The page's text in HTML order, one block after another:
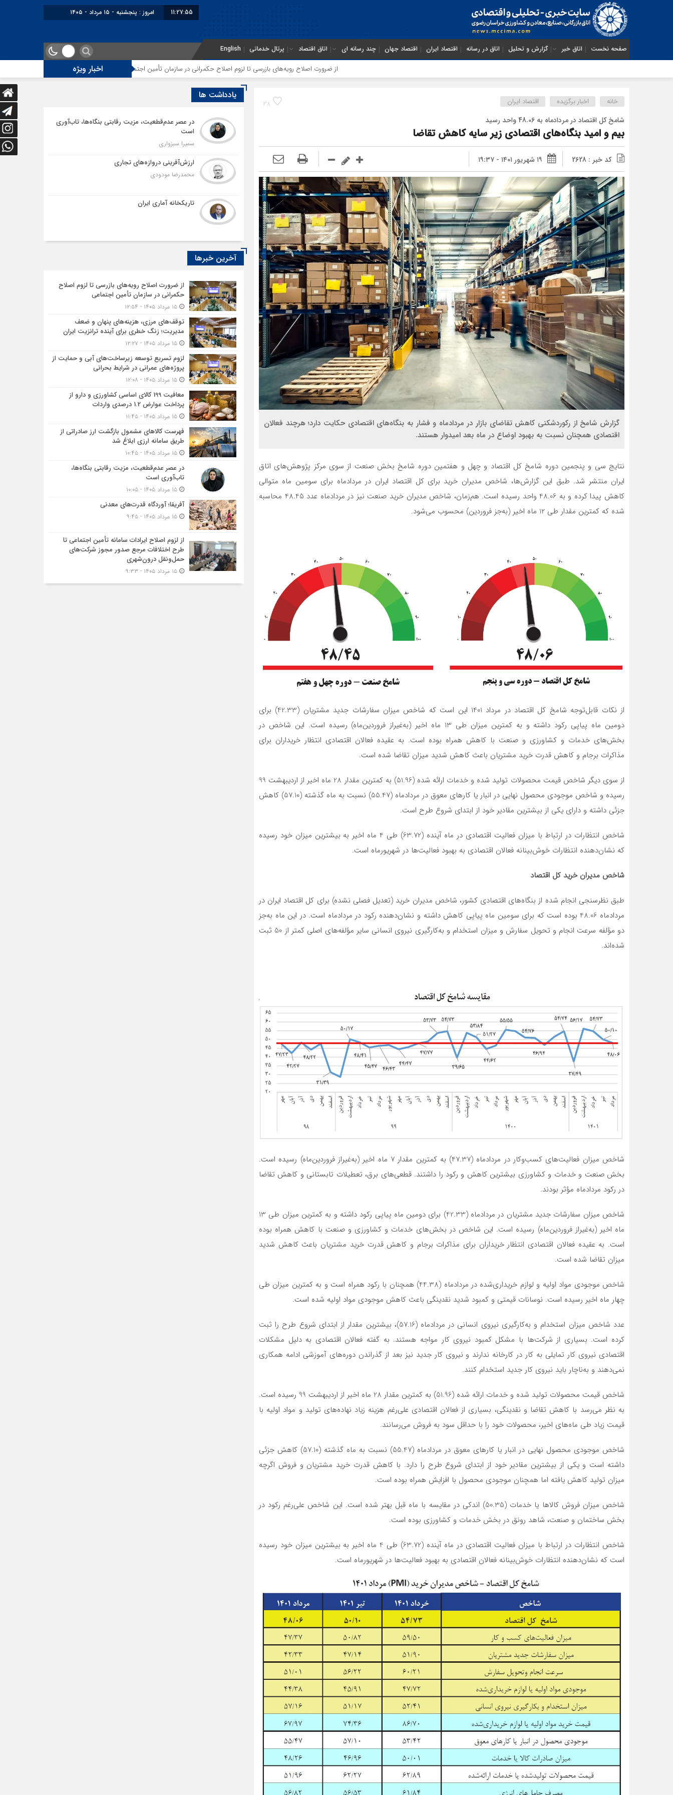
11:27:56 برابر با : Thursday - 6 August - 2026
صفحه نخست اتاق خبر گزارش و تحلیل اتاق در رسانه اقتصاد ایران اقتصاد جهان چند رسانه ای اتاق اقتصاد پرتال خدماتی English
اخبار ویژه از ضرورت اصلاح رویه‌های بازرسی تا لزوم اصلاح حکمرانی در سازمان تأمین اجتماعی توقف‌های مرزی، هزینه‌های پنهان و ضعف مدیریت؛ زنگ خطری
38 خانه اخبار برگزیده اقتصاد ایران
شامخ کل اقتصاد در مردادماه به 48.06 واحد رسید
بیم و امید بنگاه‌های اقتصادی زیر سایه کاهش تقاضا
کد خبر : 2628 ۱۹ شهریور ۱۴۰۱ - ۱۹:۳۷
گزارش شامخ از رکوردشکنی کاهش تقاضای بازار در مردادماه و فشار به بنگاه‌های اقتصادی حکایت دارد؛ هرچند فعالان
اقتصادی همچنان نسبت به بهبود اوضاع در ماه بعد امیدوار هستند.
نتایج سی و پنجمین دوره شامخ کل اقتصاد و چهل و هفتمین دوره شامخ بخش صنعت از سوی مرکز پژوهش‌های اتاق
ایران منتشر شد. طبق این گزارش‌ها، شاخص مدیران خرید برای کل اقتصاد ایران در مردادماه برای سومین ماه متوالی
کاهش پیدا کرده و به 48.06 واحد رسیده است. هم‌زمان، شاخص مدیران خرید صنعت نیز در مردادماه عدد 48.45 محاسبه
شده که کمترین مقدار طی 12 ماه اخیر (به‌جز فروردین) محسوب می‌شود.
از نکات قابل‌توجه شامخ کل اقتصاد در مرداد 1401 این است که شاخص میزان سفارشات جدید مشتریان (42.33) برای
دومین ماه پیاپی رکود داشته و به کمترین میزان طی 13 ماه اخیر (به‌غیراز فروردین‌ماه) رسیده است. این شاخص در
بخش‌های خدمات و کشاورزی و صنعت با کاهش همراه بوده است. به عقیده فعالان اقتصادی انتظار خریداران برای
مذاکرات برجام و کاهش قدرت خرید مشتریان باعث کاهش شدید میزان تقاضا شده است.
از سوی دیگر شاخص قیمت محصولات تولید شده و خدمات ارائه شده (51.96) به کمترین مقدار 28 ماه اخیر از اردیبهشت 99
رسیده و شاخص موجودی محصول نهایی در انبار یا کارهای معوق در مردادماه (55.47) نسبت به ماه گذشته (57.10) کاهش
جزئی داشته و دارای یکی از بیشترین مقادیر خود از ابتدای شروع طرح است.
شاخص انتظارات در ارتباط با میزان فعالیت اقتصادی در ماه آینده (63.72) طی 4 ماه اخیر به بیشترین میزان خود رسیده
که نشان‌دهنده انتظارات خوش‌بینانه فعالان اقتصادی به بهبود فعالیت‌ها در شهریورماه است.
شاخص مدیران خرید کل اقتصاد
طبق نظرسنجی انجام شده از بنگاه‌های اقتصادی کشور، شاخص مدیران خرید (تعدیل فصلی نشده) برای کل اقتصاد ایران در
مردادماه 48.06 بوده است که برای سومین ماه پیاپی کاهش داشته و نشان‌دهنده رکود در مردادماه است. در این ماه به‌جز
دو مؤلفه سرعت انجام و تحویل سفارش و میزان استخدام و به‌کارگیری نیروی انسانی سایر مؤلفه‌های اصلی کمتر از 50 ثبت
شده‌اند.
شاخص میزان فعالیت‌های کسب‌وکار در مردادماه (47.37) به کمترین مقدار 7 ماه اخیر (به‌غیراز فروردین‌ماه) رسیده است.
بخش صنعت و خدمات و کشاورزی بیشترین کاهش و رکود را داشتند. قطعی‌های برق، تعطیلات تابستانی و کاهش تقاضا
در رکود مردادماه مؤثر بودند.
شاخص میزان سفارشات جدید مشتریان در مردادماه (42.33) برای دومین ماه پیاپی رکود داشته و به کمترین میزان طی 13
ماه اخیر (به‌غیراز فروردین‌ماه) رسیده است. این شاخص در بخش‌های خدمات و کشاورزی و صنعت با کاهش همراه بوده
است. به عقیده فعالان اقتصادی انتظار خریداران برای مذاکرات برجام و کاهش قدرت خرید مشتریان باعث کاهش شدید
میزان تقاضا شده است.
شاخص موجودی مواد اولیه و لوازم خریداری‌شده در مردادماه (44.38) همچنان با رکود همراه است و به کمترین میزان طی
چهار ماه اخیر رسیده است. نوسانات قیمتی و کمبود شدید نقدینگی باعث کاهش موجودی مواد اولیه شده است.
عدد شاخص میزان استخدام و به‌کارگیری نیروی انسانی در مردادماه (57.16)، بیشترین مقدار از ابتدای شروع طرح را ثبت
کرده است. بسیاری از شرکت‌ها با مشکل کمبود نیروی کار مواجه هستند. به گفته فعالان اقتصادی به دلیل مشکلات
اقتصادی نیروی کار تمایلی به کار در کارخانه ندارند و نیروی کار جدید نیز بعد از گذراندن دوره‌های آموزشی ادامه همکاری
نمی‌دهند و به‌ناچار باید نیروی کار جدید استخدام کنند.
شاخص قیمت محصولات تولید شده و خدمات ارائه شده (51.96) به کمترین مقدار 28 ماه اخیر از اردیبهشت 99 رسیده است.
به نظر می‌رسد با کاهش تقاضا و نقدینگی، بسیاری از فعالان اقتصادی علی‌رغم هزینه زیاد نهاده‌های تولید و مواد اولیه با
قیمت زیاد طی ماه‌های اخیر، محصولات خود را با حداقل سود به فروش می‌رسانند.
شاخص موجودی محصول نهایی در انبار یا کارهای معوق در مردادماه (55.47) نسبت به ماه گذشته (57.10) کاهش جزئی
داشته است و یکی از بیشترین مقادیر خود از ابتدای شروع طرح را دارد. با کاهش قدرت خرید مشتریان و فروش اگرچه
میزان تولید کاهش یافته اما همچنان موجودی محصول با افزایش همراه بوده است.
شاخص میزان فروش کالاها یا خدمات (50.35) اندکی در مقایسه با ماه قبل بهتر شده است. این شاخص علی‌رغم رکود در
بخش ساختمان و صنعت، شاهد رونق در بخش خدمات و کشاورزی بوده است.
شاخص انتظارات در ارتباط با میزان فعالیت اقتصادی در ماه آینده (63.72) طی 4 ماه اخیر به بیشترین میزان خود رسیده
است که نشان‌دهنده انتظارات خوش‌بینانه فعالان اقتصادی به بهبود فعالیت‌ها در شهریورماه است.
یادداشت ها
در عصر عدم‌قطعیت، مزیت رقابتی بنگاه‌ها، تاب‌آوری
است
سمیرا سبزواری
ارزش‌آفرینی دروازه‌های تجاری
محمدرضا مودودی
تاریکخانه آماری ایران
آخرین خبرها
از ضرورت اصلاح رویه‌های بازرسی تا لزوم اصلاح
حکمرانی در سازمان تأمین اجتماعی
۱۵ مرداد ۱۴۰۵ - ۱۲:۵۴
توقف‌های مرزی، هزینه‌های پنهان و ضعف
مدیریت؛ زنگ خطری برای آینده ترانزیت ایران
۱۵ مرداد ۱۴۰۵ - ۱۲:۲۷
لزوم تسریع توسعه زیرساخت‌های آبی و حمایت از
پروژه‌های عمرانی در شرایط بحرانی
۱۵ مرداد ۱۴۰۵ - ۱۲:۰۸
معافیت 199 کالای اساسی کشاورزی و دارو از
پرداخت عوارض 1.2 درصدی واردات
۱۵ مرداد ۱۴۰۵ - ۱۱:۴۵
فهرست کالاهای مشمول بازگشت ارز صادراتی از
طریق سامانه ارزی ابلاغ شد
۱۵ مرداد ۱۴۰۵ - ۱۰:۴۵
در عصر عدم‌قطعیت، مزیت رقابتی بنگاه‌ها،
تاب‌آوری است
۱۵ مرداد ۱۴۰۵ - ۱۰:۰۵
آفریقا؛ آوردگاه قدرت‌های معدنی
۱۵ مرداد ۱۴۰۵ - ۹:۴۵
از لزوم اصلاح ایرادات سامانه تأمین اجتماعی تا
طرح اختلافات مرجع صدور مجوز شرکت‌های
حمل‌ونقل درون‌شهری
۱۵ مرداد ۱۴۰۵ - ۹:۳۳